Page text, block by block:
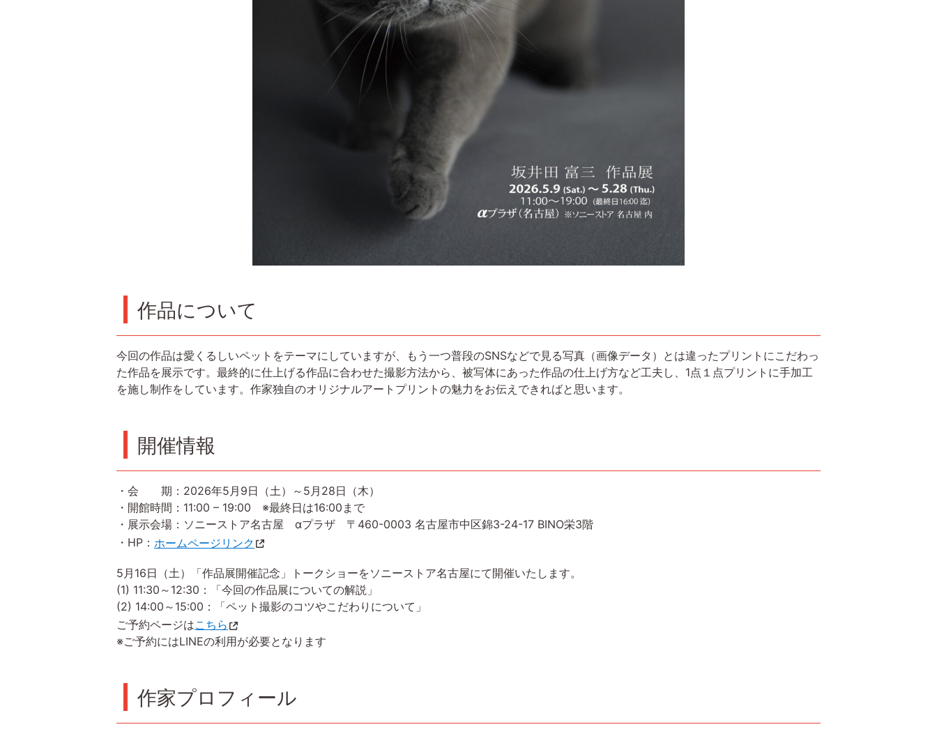
作品について
今回の作品は愛くるしいペットをテーマにしていますが、もう一つ普段のSNSなどで見る写真（画像データ）とは違ったプリントにこだわっ
た作品を展示です。最終的に仕上げる作品に合わせた撮影方法から、被写体にあった作品の仕上げ方など工夫し、1点１点プリントに手加工
を施し制作をしています。作家独自のオリジナルアートプリントの魅力をお伝えできればと思います。
開催情報
・会 期：2026年5月9日（土）～5月28日（木）
・開館時間：11:00 – 19:00 ※最終日は16:00まで
・展示会場：ソニーストア名古屋 αプラザ 〒460-0003 名古屋市中区錦3-24-17 BINO栄3階
・HP： ホームページリンク
5月16日（土）「作品展開催記念」トークショーをソニーストア名古屋にて開催いたします。
(1) 11:30～12:30：「今回の作品展についての解説」
(2) 14:00～15:00：「ペット撮影のコツやこだわりについて」
ご予約ページはこちら
※ご予約にはLINEの利用が必要となります
作家プロフィール